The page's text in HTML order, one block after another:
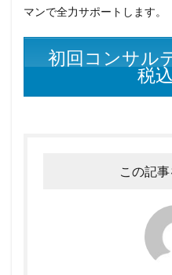
マンで全力サポートします。
初回コンサル
税
この記